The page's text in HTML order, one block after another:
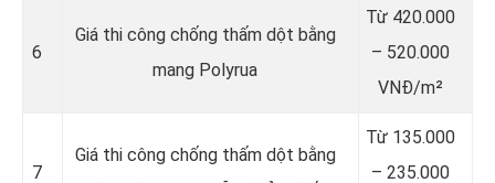
6
Giá thi công chống thấm dột bằng
mang Polyrua
Từ 420.000
– 520.000
VNĐ/m²
7
Giá thi công chống thấm dột bằng
Từ 135.000
– 235.000